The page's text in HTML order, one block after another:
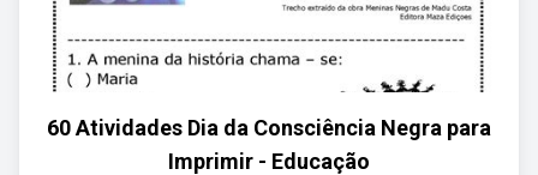
60 Atividades Dia da Consciência Negra para
Imprimir - Educação